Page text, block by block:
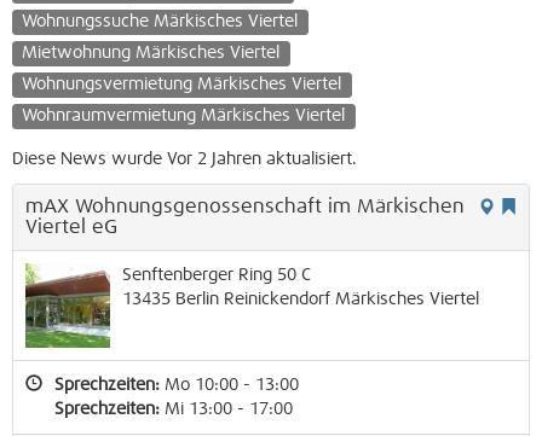
Wohnungssuche Märkisches Viertel
Mietwohnung Märkisches Viertel
Wohnungsvermietung Märkisches Viertel
Wohnraumvermietung Märkisches Viertel
Diese News wurde Vor 2 Jahren aktualisiert.
mAX Wohnungsgenossenschaft im Märkischen
Viertel eG
Senftenberger Ring 50 C
13435 Berlin Reinickendorf Märkisches Viertel
Sprechzeiten: Mo 10:00 - 13:00
Sprechzeiten: Mi 13:00 - 17:00